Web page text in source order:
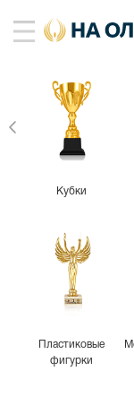
Кубки
Пластиковые
фигурки